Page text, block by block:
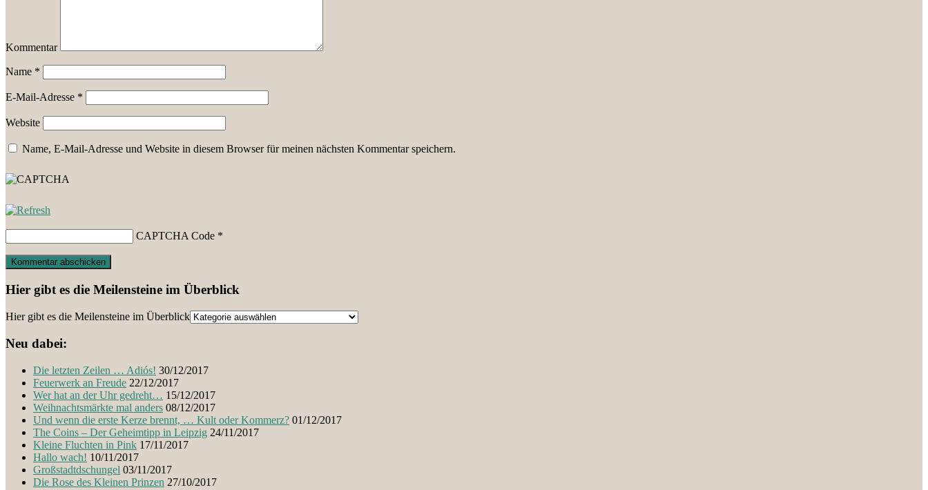
Kommentar
Name *
E-Mail-Adresse *
Website
Name, E-Mail-Adresse und Website in diesem Browser für meinen nächsten Kommentar speichern.
CAPTCHA Code *
Hier gibt es die Meilensteine im Überblick
Hier gibt es die Meilensteine im Überblick
Neu dabei:
Die letzten Zeilen … Adiós! 30/12/2017
Feuerwerk an Freude 22/12/2017
Wer hat an der Uhr gedreht… 15/12/2017
Weihnachtsmärkte mal anders 08/12/2017
Und wenn die erste Kerze brennt, … Kult oder Kommerz? 01/12/2017
The Coins – Der Geheimtipp in Leipzig 24/11/2017
Kleine Fluchten in Pink 17/11/2017
Hallo wach! 10/11/2017
Großstadtdschungel 03/11/2017
Die Rose des Kleinen Prinzen 27/10/2017